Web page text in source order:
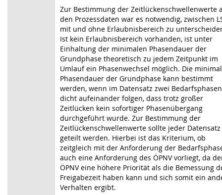
Zur Bestimmung der Zeitlückenschwellenwerte
den Prozessdaten war es notwendig, zwischen
mit und ohne Erlaubnisbereich zu
Ist kein Erlaubnisbereich vorhanden, ist unter
Einhaltung der minimalen Phasendauer der
Grundphase theoretisch zu jedem Zeitpunkt im
Umlauf ein Phasenwechsel möglich. Die
Phasendauer der Grundphase kann bestimmt
werden, wenn im Datensatz zwei
dicht aufeinander folgen, dass trotz großer
Zeitlücken kein sofortiger Phasenübergang
durchgeführt wurde. Zur Bestimmung der
Zeitlückenschwellenwerte sollte jeder Datensatz
geteilt werden. Hierbei ist das Kriterium, ob
zeitgleich mit der Anforderung der
auch eine Anforderung des ÖPNV vorliegt, da
ÖPNV eine höhere Priorität als die Bemessung
Freigabezeit haben kann und sich somit ein
Verhalten ergibt.